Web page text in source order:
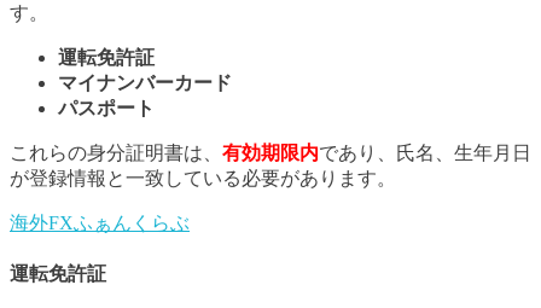
す。
運転免許証
マイナンバーカード
パスポート
これらの身分証明書は、 有効期限内であり、氏名、生年月日
が登録情報と一致している必要があります。
海外FXふぁんくらぶ
運転免許証